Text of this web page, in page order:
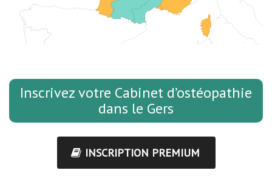
Inscrivez votre Cabinet d’ostéopathie
dans le Gers
INSCRIPTION PREMIUM